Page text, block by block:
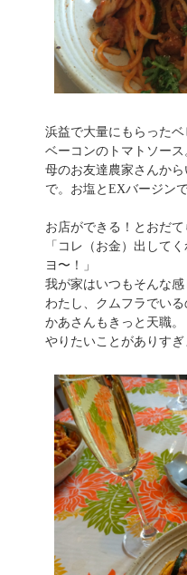
浜益で大量にもらったベ
ベーコンのトマトソース
母のお友達農家さんか
で。お塩とEXバージン
お店ができる！とおだて
「コレ（お金）出して
ヨ〜！」
我が家はいつもそんな感
わたし、クムフラでい
かあさんもきっと天職。
やりたいことがありすぎ